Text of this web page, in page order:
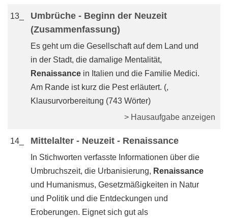
13_
Umbrüche - Beginn der Neuzeit
(Zusammenfassung)
Es geht um die Gesellschaft auf dem Land und
in der Stadt, die damalige Mentalität,
Renaissance in Italien und die Familie Medici.
Am Rande ist kurz die Pest erläutert. (,
Klausurvorbereitung (743 Wörter)
> Hausaufgabe anzeigen
14_ Mittelalter - Neuzeit - Renaissance
In Stichworten verfasste Informationen über die
Umbruchszeit, die Urbanisierung, Renaissance
und Humanismus, Gesetzmäßigkeiten in Natur
und Politik und die Entdeckungen und
Eroberungen. Eignet sich gut als